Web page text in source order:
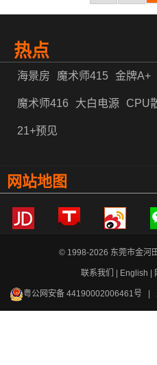
热点
海景房 魔术师415 金牌A+
魔术师416 大白电源 CPU
21+预见
网站地图
© 1998-2026 东莞市金河
联系我们 English
粤公网安备 44190002006461号 |